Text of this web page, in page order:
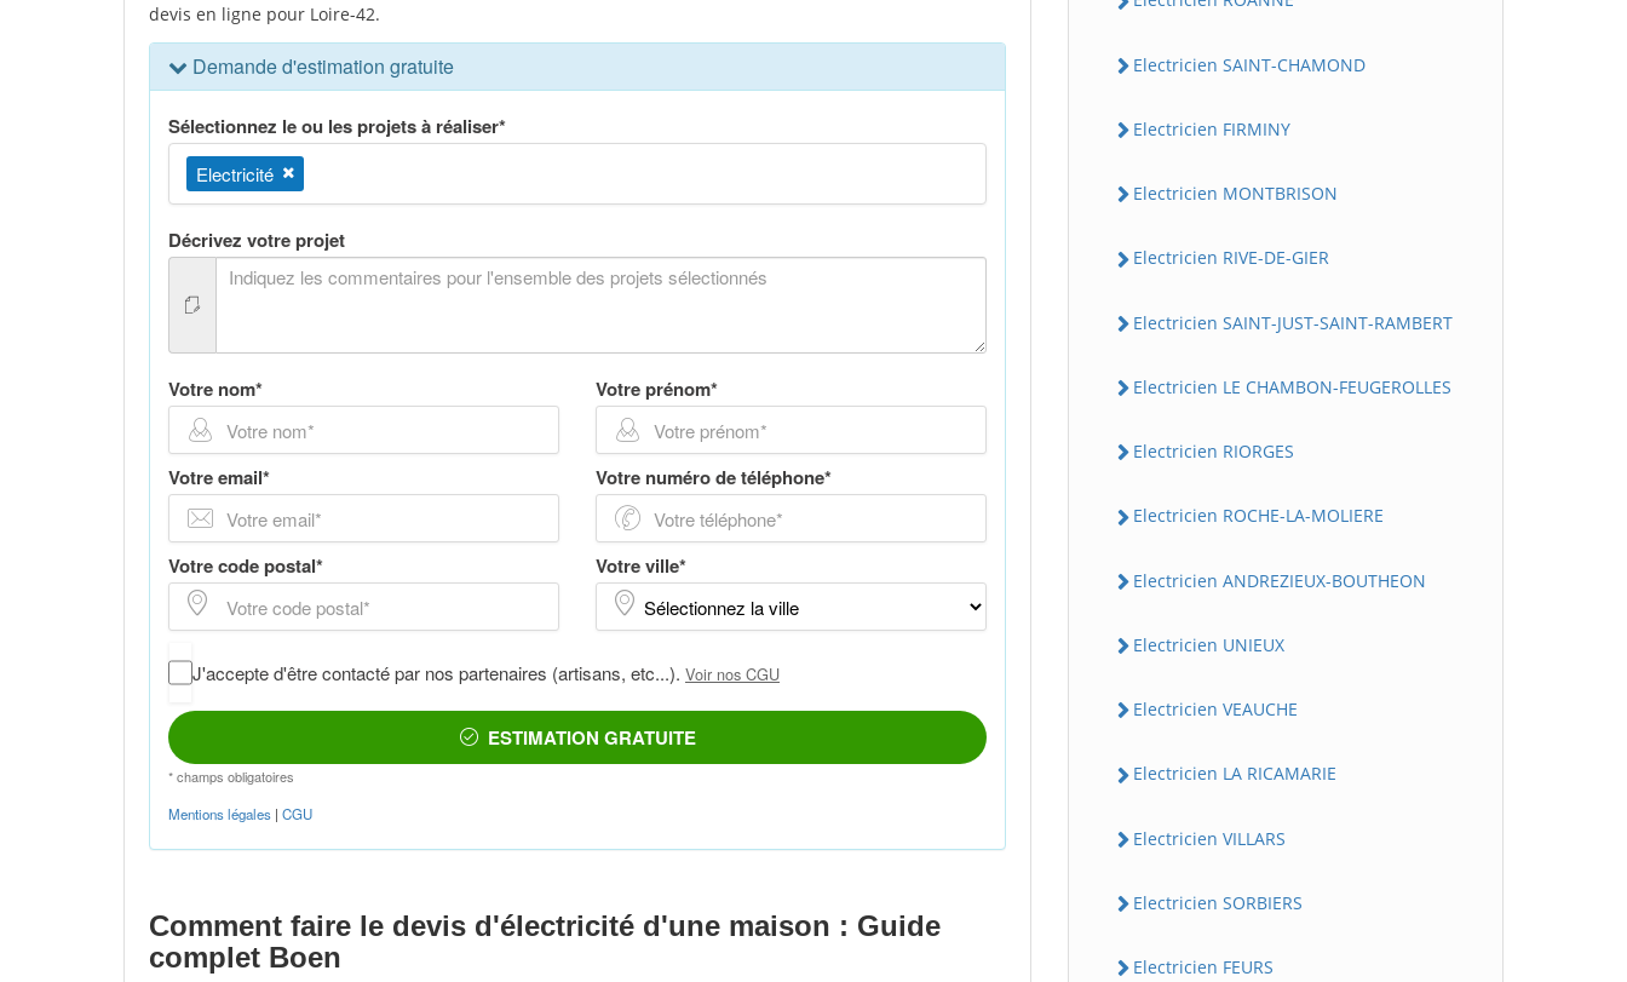
devis en ligne pour Loire-42.
Comment faire le devis d'électricité d'une maison : Guide
complet Boen
Electricien SAINT-CHAMOND
Electricien FIRMINY
Electricien MONTBRISON
Electricien RIVE-DE-GIER
Electricien SAINT-JUST-SAINT-RAMBERT
Electricien LE CHAMBON-FEUGEROLLES
Electricien RIORGES
Electricien ROCHE-LA-MOLIERE
Electricien ANDREZIEUX-BOUTHEON
Electricien UNIEUX
Electricien VEAUCHE
Electricien LA RICAMARIE
Electricien VILLARS
Electricien SORBIERS
Electricien FEURS